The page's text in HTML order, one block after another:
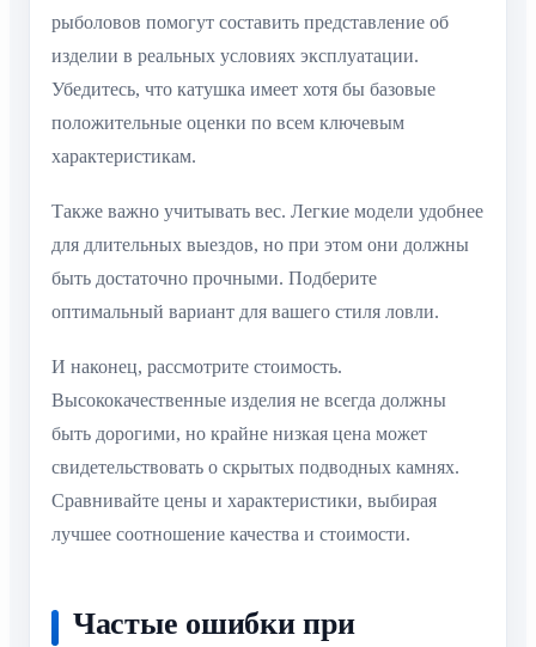
рыболовов помогут составить представление об
изделии в реальных условиях эксплуатации.
Убедитесь, что катушка имеет хотя бы базовые
положительные оценки по всем ключевым
характеристикам.
Также важно учитывать вес. Легкие модели удобнее
для длительных выездов, но при этом они должны
быть достаточно прочными. Подберите
оптимальный вариант для вашего стиля ловли.
И наконец, рассмотрите стоимость.
Высококачественные изделия не всегда должны
быть дорогими, но крайне низкая цена может
свидетельствовать о скрытых подводных камнях.
Сравнивайте цены и характеристики, выбирая
лучшее соотношение качества и стоимости.
Частые ошибки при